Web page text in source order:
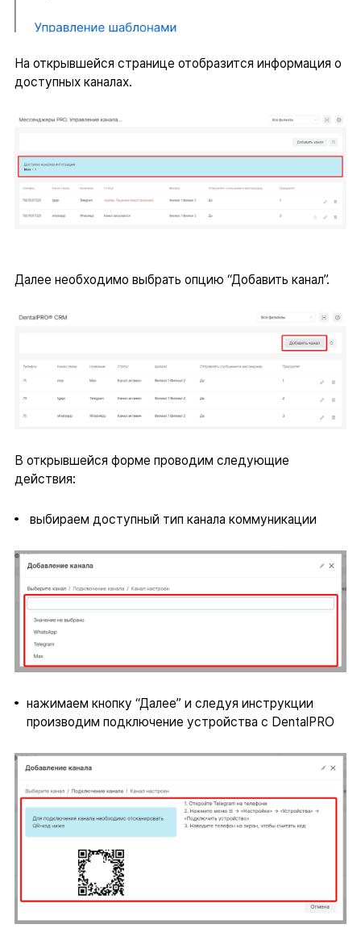
На открывшейся странице отобразится информация о
доступных каналах.
Далее необходимо выбрать опцию “Добавить канал”.
В открывшейся форме проводим следующие
действия:
выбираем доступный тип канала коммуникации
нажимаем кнопку “Далее” и следуя инструкции
производим подключение устройства с DentalPRO